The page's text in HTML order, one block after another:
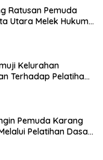
Ratusan Pemuda
Utara Melek Hukum
Kelurahan
Terhadap Pelatihan
Pemuda Karang
Pelatihan Dasar